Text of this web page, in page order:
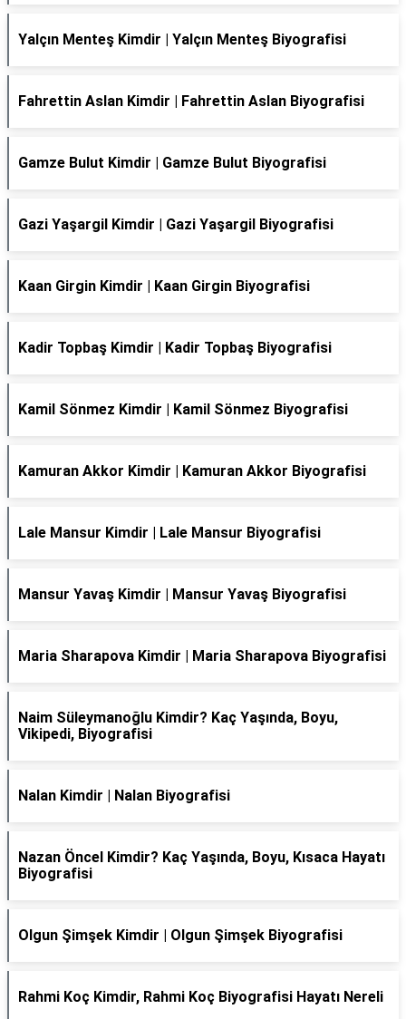
Yalçın Menteş Kimdir | Yalçın Menteş Biyografisi
Fahrettin Aslan Kimdir | Fahrettin Aslan Biyografisi
Gamze Bulut Kimdir | Gamze Bulut Biyografisi
Gazi Yaşargil Kimdir | Gazi Yaşargil Biyografisi
Kaan Girgin Kimdir | Kaan Girgin Biyografisi
Kadir Topbaş Kimdir | Kadir Topbaş Biyografisi
Kamil Sönmez Kimdir | Kamil Sönmez Biyografisi
Kamuran Akkor Kimdir | Kamuran Akkor Biyografisi
Lale Mansur Kimdir | Lale Mansur Biyografisi
Mansur Yavaş Kimdir | Mansur Yavaş Biyografisi
Maria Sharapova Kimdir | Maria Sharapova Biyografisi
Naim Süleymanoğlu Kimdir? Kaç Yaşında, Boyu,
Vikipedi, Biyografisi
Nalan Kimdir | Nalan Biyografisi
Nazan Öncel Kimdir? Kaç Yaşında, Boyu, Kısaca Hayatı
Biyografisi
Olgun Şimşek Kimdir | Olgun Şimşek Biyografisi
Rahmi Koç Kimdir, Rahmi Koç Biyografisi Hayatı Nereli